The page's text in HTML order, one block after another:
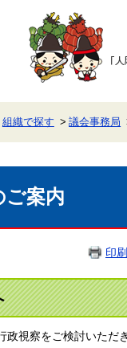
組織で探す 議会事務局
ご案内
印
政視察をご検討いただ